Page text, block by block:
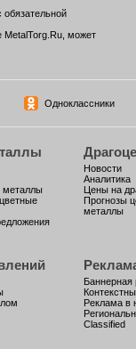
может
Одноклассники
металлы
Новости
Аналитика
Цены на
Прогнозы
металлы
Баннерная
Реклама в
Classified